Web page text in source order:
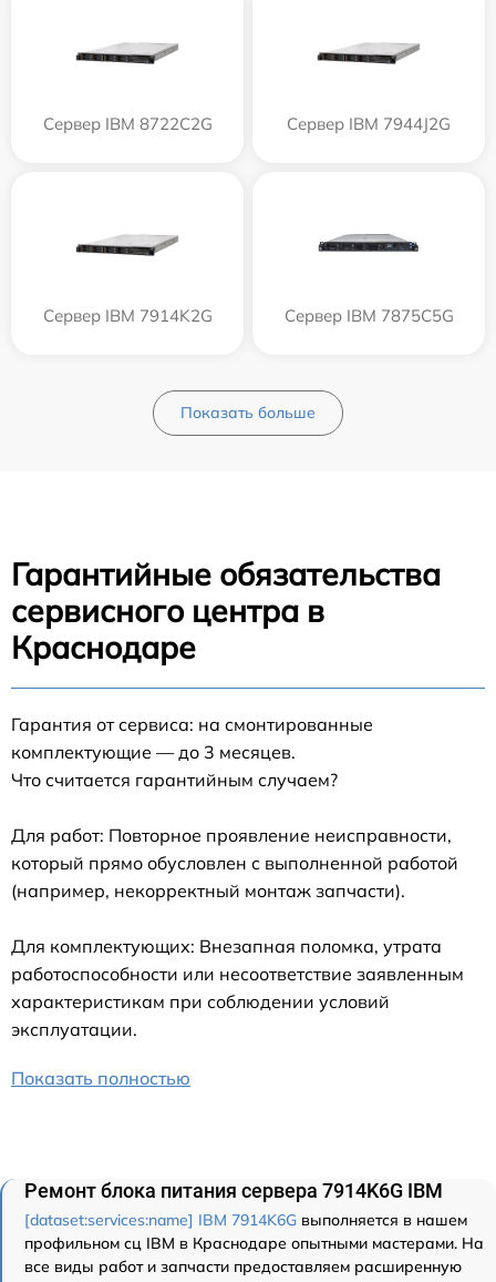
Сервер IBM 8722C2G Сервер IBM 7944J2G
Сервер IBM 7914K2G Сервер IBM 7875C5G
Показать больше
Гарантийные обязательства
сервисного центра в
Краснодаре
Гарантия от сервиса: на смонтированные
комплектующие — до 3 месяцев.
Что считается гарантийным случаем?
Для работ: Повторное проявление неисправности,
который прямо обусловлен с выполненной работой
(например, некорректный монтаж запчасти).
Для комплектующих: Внезапная поломка, утрата
работоспособности или несоответствие заявленным
характеристикам при соблюдении условий
эксплуатации.
Показать полностью
Ремонт блока питания сервера 7914K6G IBM
[dataset:services:name] IBM 7914K6G выполняется в нашем
профильном сц IBM в Краснодаре опытными мастерами. На
все виды работ и запчасти предоставляем расширенную